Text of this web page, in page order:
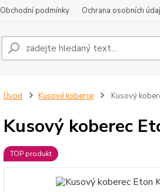
Obchodní podmínky Ochrana osobních
Úvod Kusové koberce Kusový
Kusový koberec
TOP produkt